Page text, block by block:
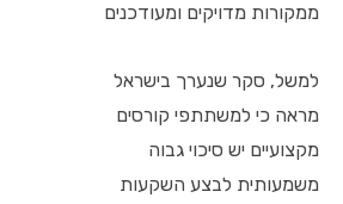
ממקורות מדויקים ומעודכנים
למשל, סקר שנערך בישראל
מראה כי למשתתפי קורסים
מקצועיים יש סיכוי גבוה
משמעותית לבצע השקעות